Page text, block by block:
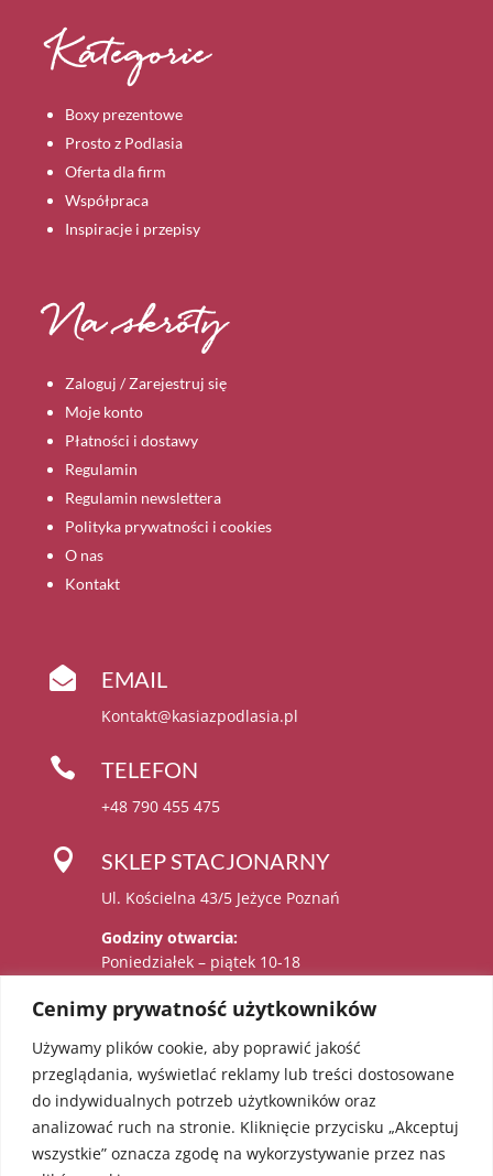
Cenimy prywatność użytkowników
Używamy plików cookie, aby poprawić jakość
przeglądania, wyświetlać reklamy lub treści dostosowane
do indywidualnych potrzeb użytkowników oraz
analizować ruch na stronie. Kliknięcie przycisku „Akceptuj
wszystkie” oznacza zgodę na wykorzystywanie przez nas
Kategorie
Boxy prezentowe
Prosto z Podlasia
Oferta dla firm
Współpraca
Inspiracje i przepisy
Na skróty
Zaloguj / Zarejestruj się
Moje konto
Płatności i dostawy
Regulamin
Regulamin newslettera
Polityka prywatności i cookies
O nas
Kontakt
 EMAIL
Kontakt@kasiazpodlasia.pl
 TELEFON
+48 790 455 475
 SKLEP STACJONARNY
Ul. Kościelna 43/5 Jeżyce Poznań
Godziny otwarcia:
Poniedziałek – piątek 10-18

Administratorem danych osobowych jest:
Katarzyna Sadowska – Karolczak prowadzący
działalność gospodarczą pod firmą EcoAngel
Katarzyna Sadowska – Karolczak pod adresem
os. Bolesława Chrobrego 36/18, 60-681